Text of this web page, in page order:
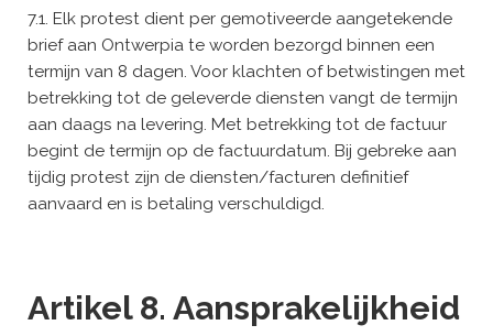
7.1. Elk protest dient per gemotiveerde aangetekende
brief aan Ontwerpia te worden bezorgd binnen een
termijn van 8 dagen. Voor klachten of betwistingen met
betrekking tot de geleverde diensten vangt de termijn
aan daags na levering. Met betrekking tot de factuur
begint de termijn op de factuurdatum. Bij gebreke aan
tijdig protest zijn de diensten/facturen definitief
aanvaard en is betaling verschuldigd.
Artikel 8. Aansprakelijkheid